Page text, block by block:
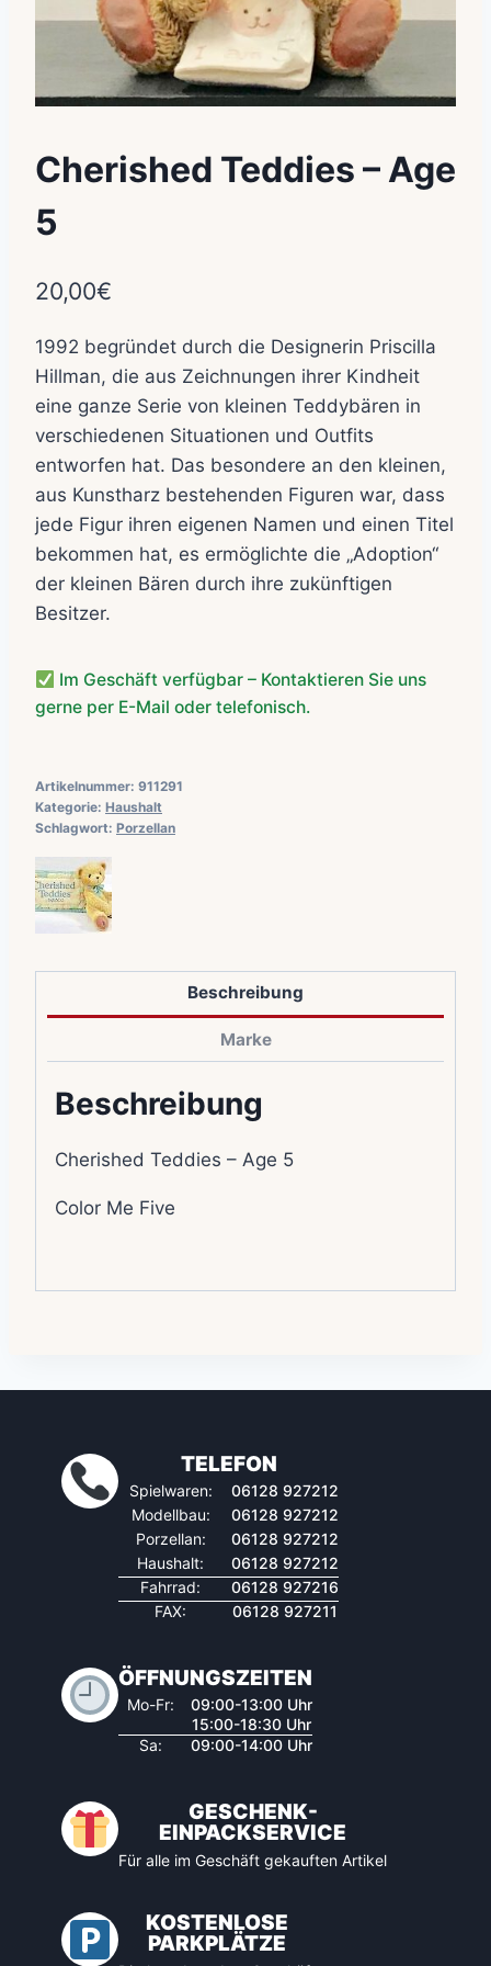
Cherished Teddies – Age
5
20,00€
1992 begründet durch die Designerin Priscilla
Hillman, die aus Zeichnungen ihrer Kindheit
eine ganze Serie von kleinen Teddybären in
verschiedenen Situationen und Outfits
entworfen hat. Das besondere an den kleinen,
aus Kunstharz bestehenden Figuren war, dass
jede Figur ihren eigenen Namen und einen Titel
bekommen hat, es ermöglichte die „Adoption“
der kleinen Bären durch ihre zukünftigen
Besitzer.
Im Geschäft verfügbar – Kontaktieren Sie uns
gerne per E-Mail oder telefonisch.
Artikelnummer: 911291
Kategorie: Haushalt
Schlagwort: Porzellan
Beschreibung
Marke
Beschreibung
Cherished Teddies – Age 5
Color Me Five
TELEFON
Spielwaren:
06128 927212
Modellbau:
06128 927212
Porzellan:
06128 927212
Haushalt:
06128 927212
Fahrrad:
06128 927216
FAX:
06128 927211
ÖFFNUNGSZEITEN
Mo-Fr:
09:00-13:00 Uhr
15:00-18:30 Uhr
Sa:
09:00-14:00 Uhr
GESCHENK-
EINPACKSERVICE
Für alle im Geschäft gekauften Artikel
KOSTENLOSE
PARKPLÄTZE